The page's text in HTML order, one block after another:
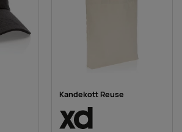
Kandekott Reuse